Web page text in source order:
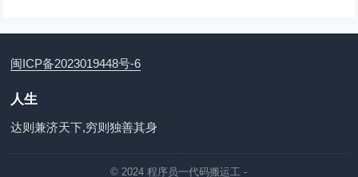
闽ICP备2023019448号-6
人生
达则兼济天下,穷则独善其身
© 2024程序员一代码搬运工 -